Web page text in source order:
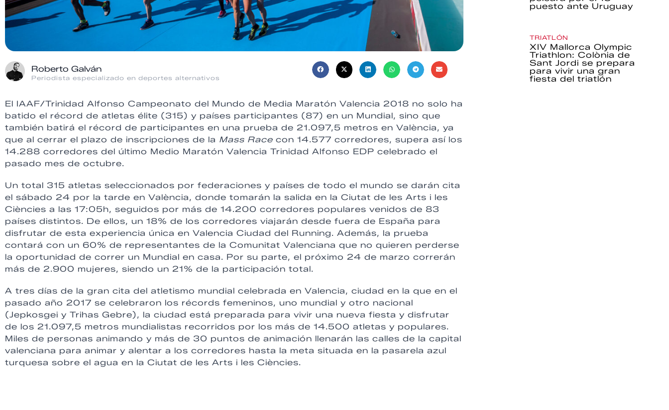
Roberto Galván
Periodista especializado en deportes alternativos
El IAAF/Trinidad Alfonso Campeonato del Mundo de Media Maratón Valencia 2018 no solo ha
batido el récord de atletas élite (315) y países participantes (87) en un Mundial, sino que
también batirá el récord de participantes en una prueba de 21.097,5 metros en València, ya
que al cerrar el plazo de inscripciones de la Mass Race con 14.577 corredores, supera así los
14.288 corredores del último Medio Maratón Valencia Trinidad Alfonso EDP celebrado el
pasado mes de octubre.
Un total 315 atletas seleccionados por federaciones y países de todo el mundo se darán cita
el sábado 24 por la tarde en València, donde tomarán la salida en la Ciutat de les Arts i les
Ciències a las 17:05h, seguidos por más de 14.200 corredores populares venidos de 83
países distintos. De ellos, un 18% de los corredores viajarán desde fuera de España para
disfrutar de esta experiencia única en Valencia Ciudad del Running. Además, la prueba
contará con un 60% de representantes de la Comunitat Valenciana que no quieren perderse
la oportunidad de correr un Mundial en casa. Por su parte, el próximo 24 de marzo correrán
más de 2.900 mujeres, siendo un 21% de la participación total.
A tres días de la gran cita del atletismo mundial celebrada en Valencia, ciudad en la que en el
pasado año 2017 se celebraron los récords femeninos, uno mundial y otro nacional
(Jepkosgei y Trihas Gebre), la ciudad está preparada para vivir una nueva fiesta y disfrutar
de los 21.097,5 metros mundialistas recorridos por los más de 14.500 atletas y populares.
Miles de personas animando y más de 30 puntos de animación llenarán las calles de la capital
valenciana para animar y alentar a los corredores hasta la meta situada en la pasarela azul
turquesa sobre el agua en la Ciutat de les Arts i les Ciències.
puesto ante Uruguay
TRIATLÓN
XIV Mallorca Olympic
Triathlon: Colònia de
Sant Jordi se prepara
para vivir una gran
fiesta del triatlón